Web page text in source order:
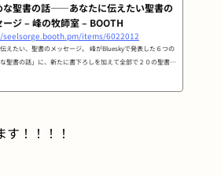
な聖書の話――あなたに伝えたい聖書の
ージ – 峰の牧師室 – BOOTH
items/6022012
えたい、聖書のメッセージ。 峰がBlueskyで発表した６つの
な聖書の話」に、新たに書下ろしを加えて全部で２０の聖書の
！！！！